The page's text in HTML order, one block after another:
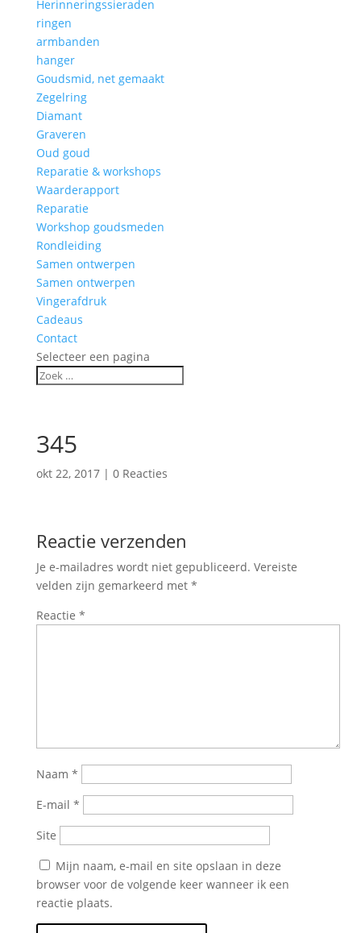
Herinneringssieraden
ringen
armbanden
hanger
Goudsmid, net gemaakt
Zegelring
Diamant
Graveren
Oud goud
Reparatie & workshops
Waarderapport
Reparatie
Workshop goudsmeden
Rondleiding
Samen ontwerpen
Samen ontwerpen
Vingerafdruk
Cadeaus
Contact
Selecteer een pagina
345
okt 22, 2017| 0 Reacties
Reactie verzenden
Je e-mailadres wordt niet gepubliceerd. Vereiste
velden zijn gemarkeerd met *
Reactie *
Naam *
E-mail *
Site
Mijn naam, e-mail en site opslaan in deze
browser voor de volgende keer wanneer ik een
reactie plaats.